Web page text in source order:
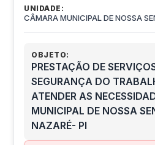
UNIDADE:
CÂMARA MUNICIPAL DE NOSSA
OBJETO:
PRESTAÇÃO DE
SEGURANÇA DO
ATENDER AS
MUNICIPAL DE NOSSA
NAZARÉ- PI